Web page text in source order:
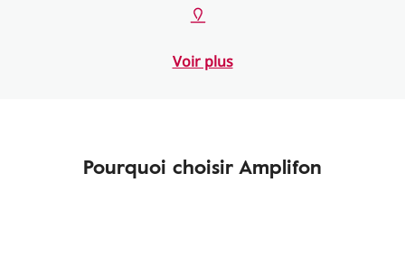
Voir plus
Pourquoi choisir Amplifon